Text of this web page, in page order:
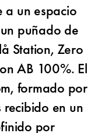
a un espacio
puñado de
Station, Zero
AB 100%. El
formado por
recibido en un
por